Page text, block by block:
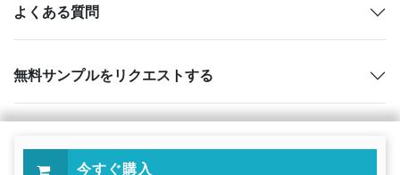
よくある質問
無料サンプルをリクエストする
今すぐ購入